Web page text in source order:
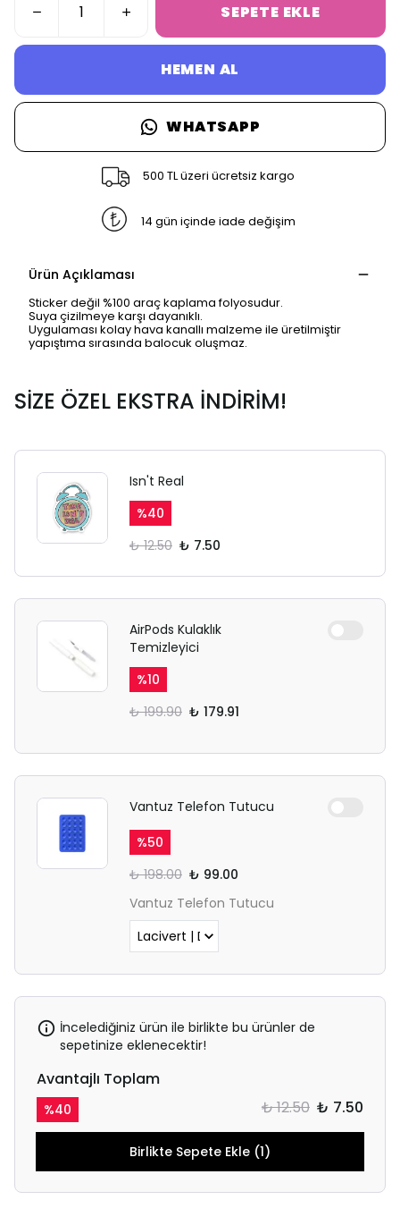
SEPETE EKLE
HEMEN AL
WHATSAPP
500 TL üzeri ücretsiz kargo
14 gün içinde iade değişim
Ürün Açıklaması
Sticker değil %100 araç kaplama folyosudur.
Suya çizilmeye karşı dayanıklı.
Uygulaması kolay hava kanallı malzeme ile üretilmiştir
yapıştıma sırasında balocuk oluşmaz.
SİZE ÖZEL EKSTRA İNDİRİM!
Isn't Real
%40
₺ 12.50 ₺ 7.50
AirPods Kulaklık
Temizleyici
%10
₺ 199.90 ₺ 179.91
Vantuz Telefon Tutucu
%50
₺ 198.00 ₺ 99.00
Vantuz Telefon Tutucu
İncelediğiniz ürün ile birlikte bu ürünler de
sepetinize eklenecektir!
Avantajlı Toplam
%40 ₺ 12.50 ₺ 7.50
Birlikte Sepete Ekle (1)